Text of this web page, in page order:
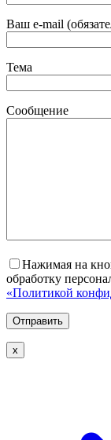
Ваш e-mail
Тема
Сообщение
Нажимая на
обработку
«Политикой
х